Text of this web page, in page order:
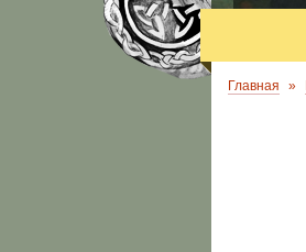
Главная »